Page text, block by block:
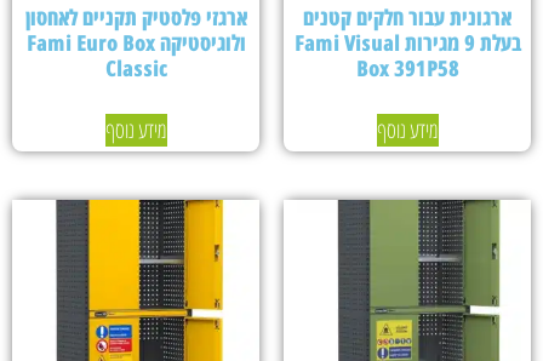
ארגונית עבור חלקים קטנים
בעלת 9 מגירות Fami Visual
Box 391P58
מידע נוסף
ארגזי פלסטיק תקניים לאחסון
ולוגיסטיקה Fami Euro Box
Classic
מידע נוסף